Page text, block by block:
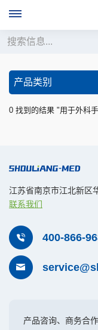
产品类别
0 找到的结果 "用于外科
江苏省南京市江北新区
联系我们
400-866-
产品咨询、商务合